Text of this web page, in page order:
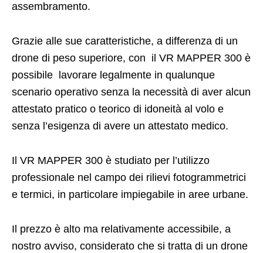
assembramento.
Grazie alle sue caratteristiche, a differenza di un
drone di peso superiore, con il VR MAPPER 300 è
possibile lavorare legalmente in qualunque
scenario operativo senza la necessità di aver alcun
attestato pratico o teorico di idoneità al volo e
senza l’esigenza di avere un attestato medico.
Il VR MAPPER 300 è studiato per l’utilizzo
professionale nel campo dei rilievi fotogrammetrici
e termici, in particolare impiegabile in aree urbane.
Il prezzo è alto ma relativamente accessibile, a
nostro avviso, considerato che si tratta di un drone